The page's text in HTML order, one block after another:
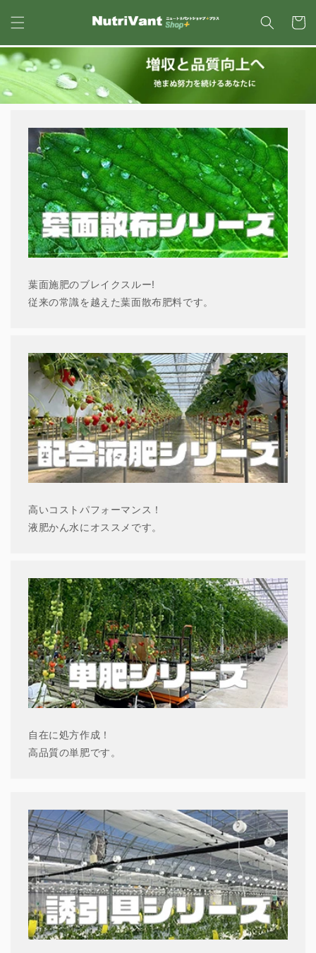
ンツに
進む
ー
葉面施肥のブレイクスルー!
従来の常識を越えた葉面散布肥料です。
高いコストパフォーマンス！
液肥かん水にオススメです。
自在に処方作成！
高品質の単肥です。